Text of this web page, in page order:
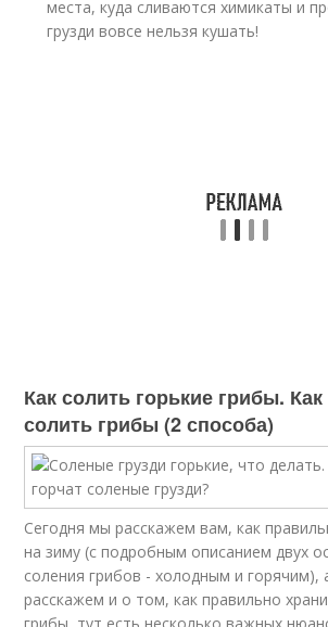
места, куда сливаются химикаты и
грузди вовсе нельзя кушать!
Как солить горькие грибы.
солить грибы (2 способа)
Сегодня мы расскажем вам, как
на зиму (с подробным описанием двух
соления грибов - холодным и горячим),
расскажем и о том, как правильно